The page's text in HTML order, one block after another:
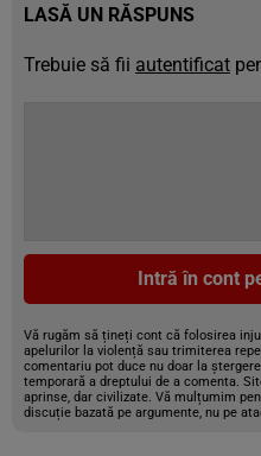
LASĂ UN RĂSPUNS
Trebuie să fii autentificat
Intră în cont
Vă rugăm să țineți cont că folosirea
apelurilor la violență sau trimiterea
comentariu pot duce nu doar la
temporară a dreptului de a comenta.
aprinse, dar civilizate. Vă mulțumim
discuție bazată pe argumente, nu pe